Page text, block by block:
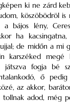
ki ne zárd
köszöbödröl
bájos lény,
ha
de midőn a mi
karszéked
játszva fogja bé
ő
az akkor,
adod, még